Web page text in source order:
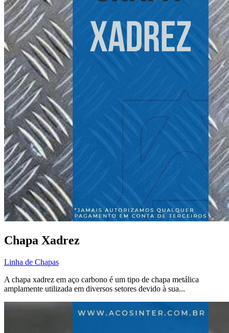
Chapa Xadrez
Linha de Chapas
A chapa xadrez em aço carbono é um tipo de chapa metálica
amplamente utilizada em diversos setores devido à sua...